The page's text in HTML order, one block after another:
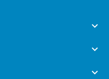


